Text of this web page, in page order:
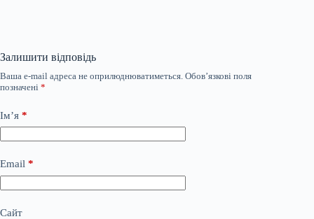
Залишити відповідь
Ваша e-mail адреса не оприлюднюватиметься. Обов’язкові поля
позначені *
Ім’я *
Email *
Сайт